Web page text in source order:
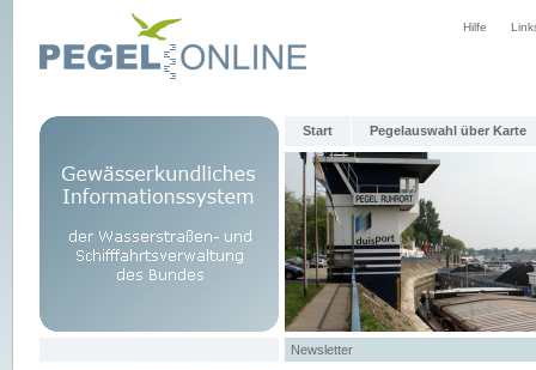
Hilfe
Start Pegelauswahl über Karte
Newsletter